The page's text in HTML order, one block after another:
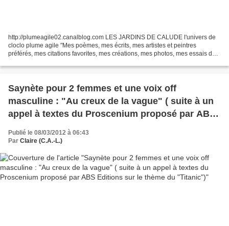
http://plumeagile02.canalblog.com LES JARDINS DE CALUDE l'univers de
cloclo plume agile "Mes poèmes, mes écrits, mes artistes et peintres
préférés, mes citations favorites, mes créations, mes photos, mes essais de
Saynète pour 2 femmes et une voix off
masculine : "Au creux de la vague" ( suite à un
appel à textes du Proscenium proposé par ABS
Editions sur le thème du "Titanic")
Publié le 08/03/2012 à 06:43
Par Claire (C.A.-L.)